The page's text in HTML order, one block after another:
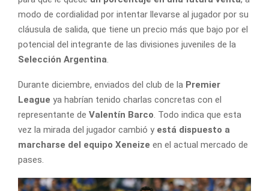
modo de cordialidad por intentar llevarse al jugador por su
cláusula de salida, que tiene un precio más que bajo por el
potencial del integrante de las divisiones juveniles de la
Selección Argentina.
Durante diciembre, enviados del club de la Premier
League ya habrían tenido charlas concretas con el
representante de Valentín Barco. Todo indica que esta
vez la mirada del jugador cambió y está dispuesto a
marcharse del equipo Xeneize en el actual mercado de
pases.